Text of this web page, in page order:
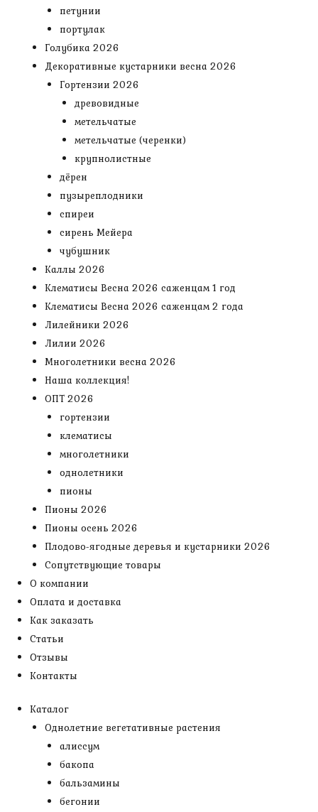
петунии
портулак
Голубика 2026
Декоративные кустарники весна 2026
Гортензии 2026
древовидные
метельчатые
метельчатые (черенки)
крупнолистные
дёрен
пузыреплодники
спиреи
сирень Мейера
чубушник
Каллы 2026
Клематисы Весна 2026 саженцам 1 год
Клематисы Весна 2026 саженцам 2 года
Лилейники 2026
Лилии 2026
Многолетники весна 2026
Наша коллекция!
ОПТ 2026
гортензии
клематисы
многолетники
однолетники
пионы
Пионы 2026
Пионы осень 2026
Плодово-ягодные деревья и кустарники 2026
Сопутствующие товары
О компании
Оплата и доставка
Как заказать
Статьи
Отзывы
Контакты
Каталог
Однолетние вегетативные растения
алиссум
бакопа
бальзамины
бегонии